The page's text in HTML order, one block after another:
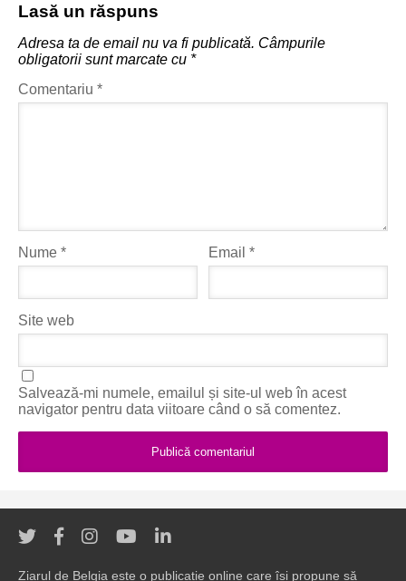
Lasă un răspuns
Adresa ta de email nu va fi publicată. Câmpurile
obligatorii sunt marcate cu *
Comentariu *
Nume * Email*
Site web
Salvează-mi numele, emailul și site-ul web în acest
navigator pentru data viitoare când o să comentez.
Ziarul de Belgia este o publicație online care își propune să